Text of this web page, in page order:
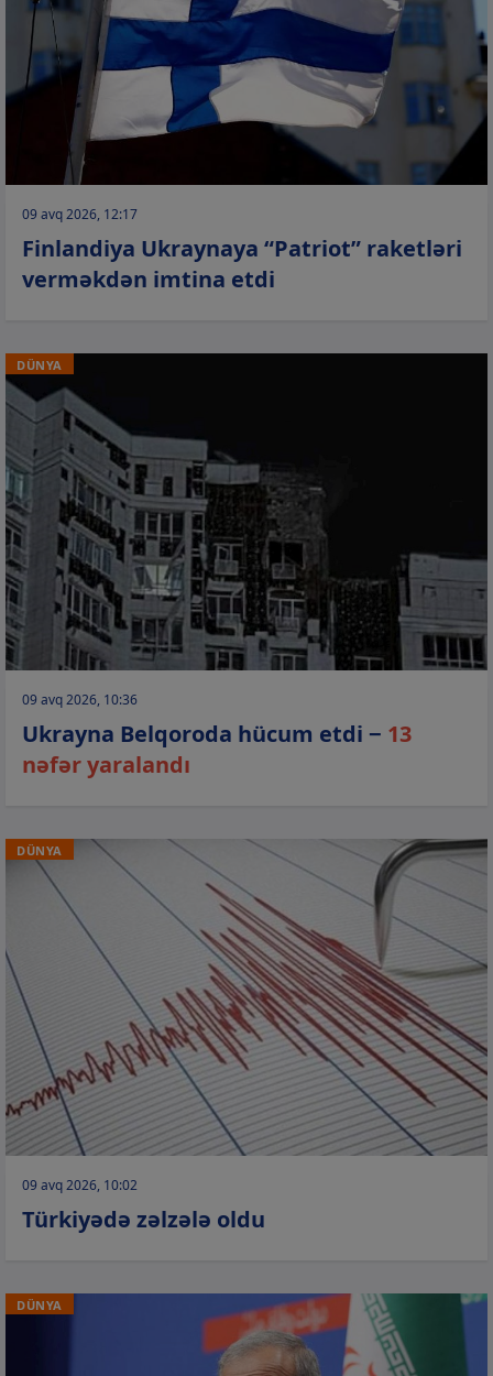
09 avq 2026, 12:17
Finlandiya Ukraynaya “Patriot” raketləri
verməkdən imtina etdi
DÜNYA
09 avq 2026, 10:36
Ukrayna Belqoroda hücum etdi − 13
nəfər yaralandı
DÜNYA
09 avq 2026, 10:02
Türkiyədə zəlzələ oldu
DÜNYA